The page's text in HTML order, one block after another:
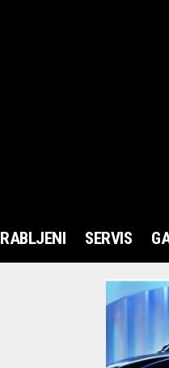
RABLJENI SERVIS